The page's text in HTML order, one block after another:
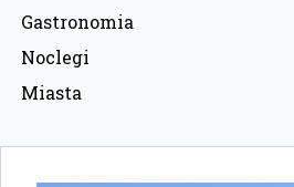
Gastronomia
Noclegi
Miasta